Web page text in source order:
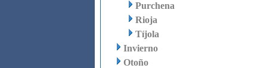
Purchena
Rioja
Tíjola
Invierno
Otoño